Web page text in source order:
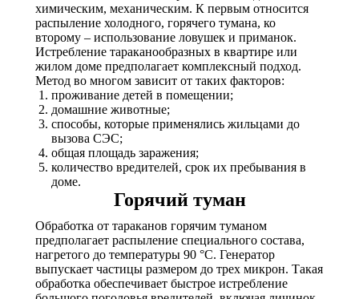
химическим, механическим. К первым относится
распыление холодного, горячего тумана, ко
второму – использование ловушек и приманок.
Истребление тараканообразных в квартире или
жилом доме предполагает комплексный подход.
Метод во многом зависит от таких факторов:
проживание детей в помещении;
домашние животные;
способы, которые применялись жильцами до
вызова СЭC;
общая площадь заражения;
количество вредителей, срок их пребывания в
доме.
Горячий туман
Обработка от тараканов горячим туманом
предполагает распыление специального состава,
нагретого до температуры 90 °С. Генератор
выпускает частицы размером до трех микрон. Такая
обработка обеспечивает быстрое истребление